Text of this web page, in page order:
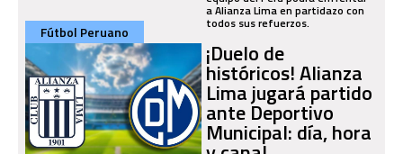
a Alianza Lima en partidazo con
todos sus refuerzos.
Fútbol Peruano
¡Duelo de
históricos! Alianza
Lima jugará partido
ante Deportivo
Municipal: día, hora